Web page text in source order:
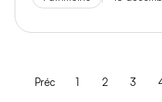
Préc 1 2 3